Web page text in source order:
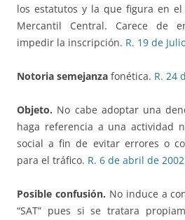
los estatutos y la que figura en
Mercantil Central. Carece de
impedir la inscripción. R. 19 de
Notoria semejanza fonética. R. 24
Objeto. No cabe adoptar una
haga referencia a una actividad
social a fin de evitar errores o
para el tráfico. R. 6 de abril de 2002
Posible confusión. No induce a
“SAT” pues si se tratara